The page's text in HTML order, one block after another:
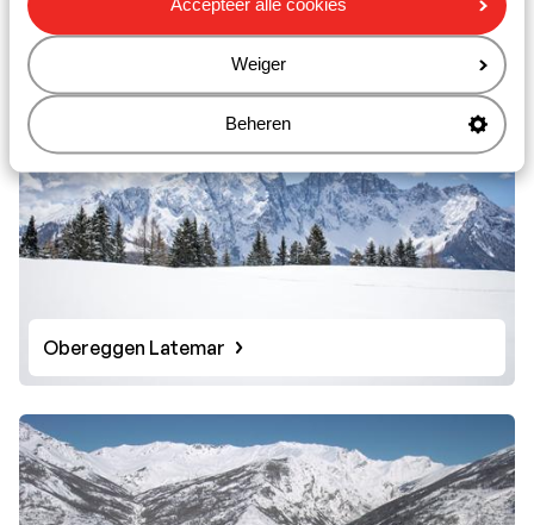
Accepteer alle cookies
Weiger
Beheren
Obereggen Latemar